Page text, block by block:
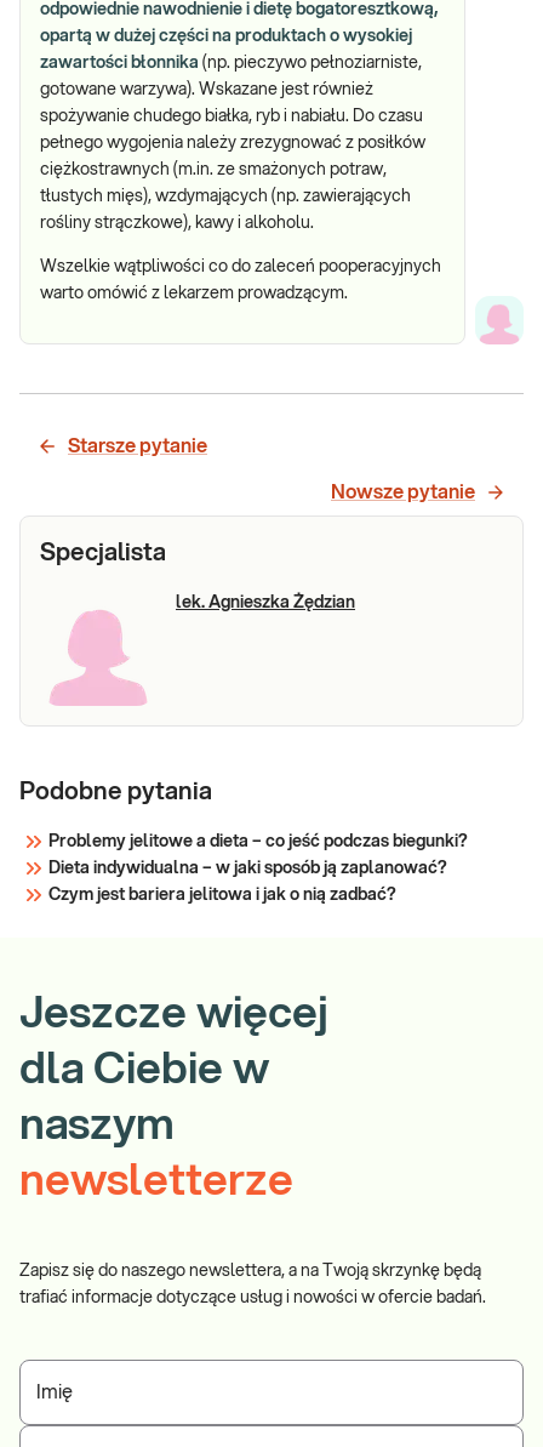
odpowiednie nawodnienie i dietę bogatoresztkową,
opartą w dużej części na produktach o wysokiej
zawartości błonnika (np. pieczywo pełnoziarniste,
gotowane warzywa). Wskazane jest również
spożywanie chudego białka, ryb i nabiału. Do czasu
pełnego wygojenia należy zrezygnować z posiłków
ciężkostrawnych (m.in. ze smażonych potraw,
tłustych mięs), wzdymających (np. zawierających
rośliny strączkowe), kawy i alkoholu.
Wszelkie wątpliwości co do zaleceń pooperacyjnych
warto omówić z lekarzem prowadzącym.
Starsze pytanie
Nowsze pytanie
Specjalista
lek. Agnieszka Żędzian
Podobne pytania
Problemy jelitowe a dieta – co jeść podczas biegunki?
Dieta indywidualna – w jaki sposób ją zaplanować?
Czym jest bariera jelitowa i jak o nią zadbać?
Jeszcze więcej
dla Ciebie w
naszym
newsletterze
Zapisz się do naszego newslettera, a na Twoją skrzynkę będą
trafiać informacje dotyczące usług i nowości w ofercie badań.
Imię